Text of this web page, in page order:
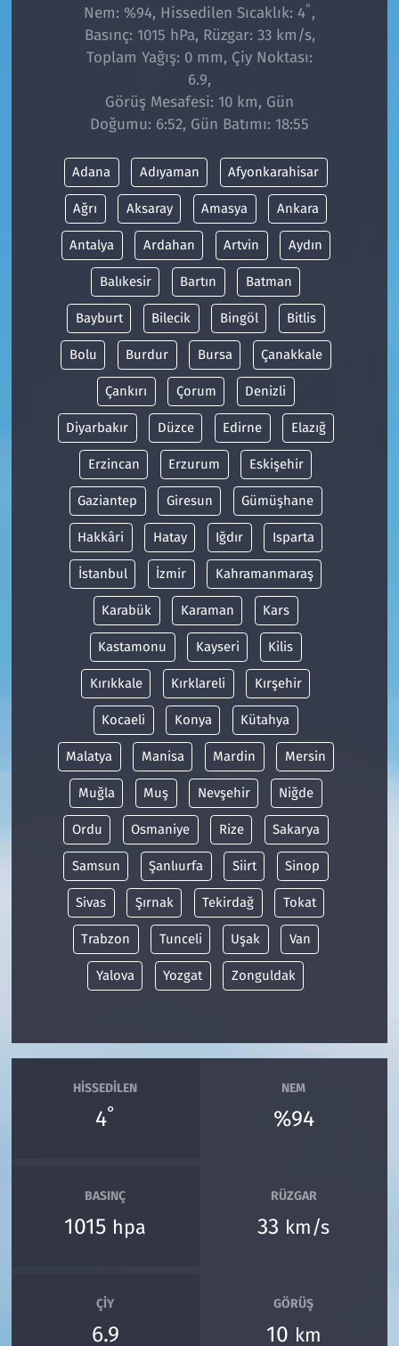
Nem: %94, Hissedilen Sıcaklık: 4° ,
Basınç: 1015 hPa, Rüzgar: 33 km/s,
Toplam Yağış: 0 mm, Çiy Noktası:
6.9,
Görüş Mesafesi: 10 km, Gün
Doğumu: 6:52, Gün Batımı: 18:55
Adana Adıyaman Afyonkarahisar
Ağrı Aksaray Amasya Ankara
Antalya Ardahan Artvin Aydın
Balıkesir Bartın Batman
Bayburt Bilecik Bingöl Bitlis
Bolu Burdur Bursa Çanakkale
Çankırı Çorum Denizli
Diyarbakır Düzce Edirne Elazığ
Erzincan Erzurum Eskişehir
Gaziantep Giresun Gümüşhane
Hakkâri Hatay Iğdır Isparta
İstanbul İzmir Kahramanmaraş
Karabük Karaman Kars
Kastamonu Kayseri Kilis
Kırıkkale Kırklareli Kırşehir
Kocaeli Konya Kütahya
Malatya Manisa Mardin Mersin
Muğla Muş Nevşehir Niğde
Ordu Osmaniye Rize Sakarya
Samsun Şanlıurfa Siirt Sinop
Sivas Şırnak Tekirdağ Tokat
Trabzon Tunceli Uşak Van
Yalova Yozgat Zonguldak
HISSEDILEN
4°
NEM
%94
BASINÇ
1015 hpa
RÜZGAR
33 km/s
ÇIY
6.9
GÖRÜŞ
10 km